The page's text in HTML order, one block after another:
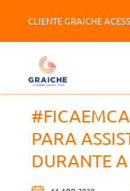
CLIENTE GRAICHE
PARA
DURANTE